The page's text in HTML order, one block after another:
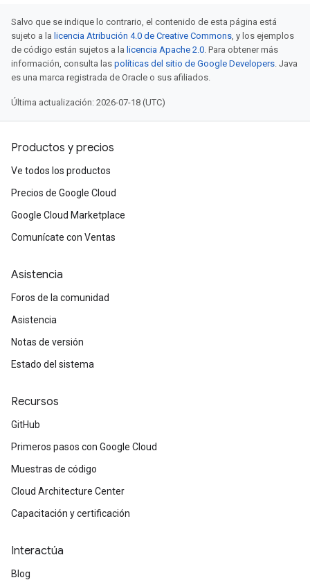
Salvo que se indique lo contrario, el contenido de esta página está
sujeto a la licencia Atribución 4.0 de Creative Commons, y los ejemplos
de código están sujetos a la licencia Apache 2.0. Para obtener más
información, consulta las políticas del sitio de Google Developers. Java
es una marca registrada de Oracle o sus afiliados.
Última actualización: 2026-07-18 (UTC)
Productos y precios
Ve todos los productos
Precios de Google Cloud
Google Cloud Marketplace
Comunícate con Ventas
Asistencia
Foros de la comunidad
Asistencia
Notas de versión
Estado del sistema
Recursos
GitHub
Primeros pasos con Google Cloud
Muestras de código
Cloud Architecture Center
Capacitación y certificación
Interactúa
Blog